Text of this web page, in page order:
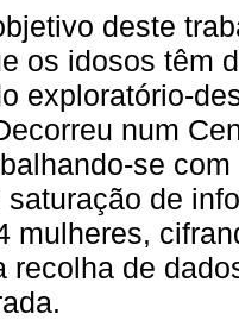
deste
os idosos têm
exploratório-
num
se
saturação de
mulheres,
recolha de